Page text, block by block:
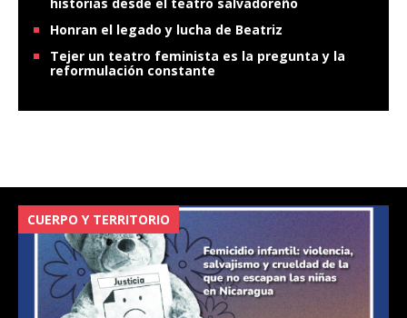
Honran el legado y lucha de Beatriz
Tejer un teatro feminista es la pregunta y la
reformulación constante
CUERPO Y TERRITORIO